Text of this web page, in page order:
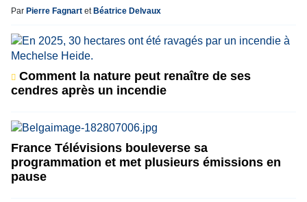
Par Pierre Fagnart et Béatrice Delvaux
Comment la nature peut renaître de ses
cendres après un incendie
France Télévisions bouleverse sa
programmation et met plusieurs émissions en
pause